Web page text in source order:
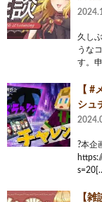
久し
うな
す。
【 #
シュ
?本企
【